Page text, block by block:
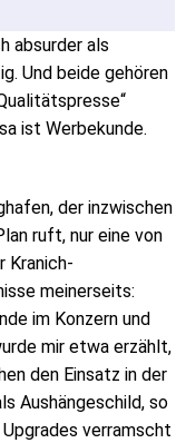
absurder als
Und beide gehören
ist Werbekunde.
der inzwischen
ruft, nur eine von
Kranich-
meinerseits:
im Konzern und
mir etwa erzählt,
den Einsatz in der
Aushängeschild, so
verramscht